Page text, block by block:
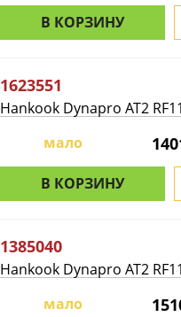
В КОРЗИНУ
1623551
Hankook Dynapro AT2 RF11
мало
В КОРЗИНУ
1385040
Hankook Dynapro AT2 RF11
мало